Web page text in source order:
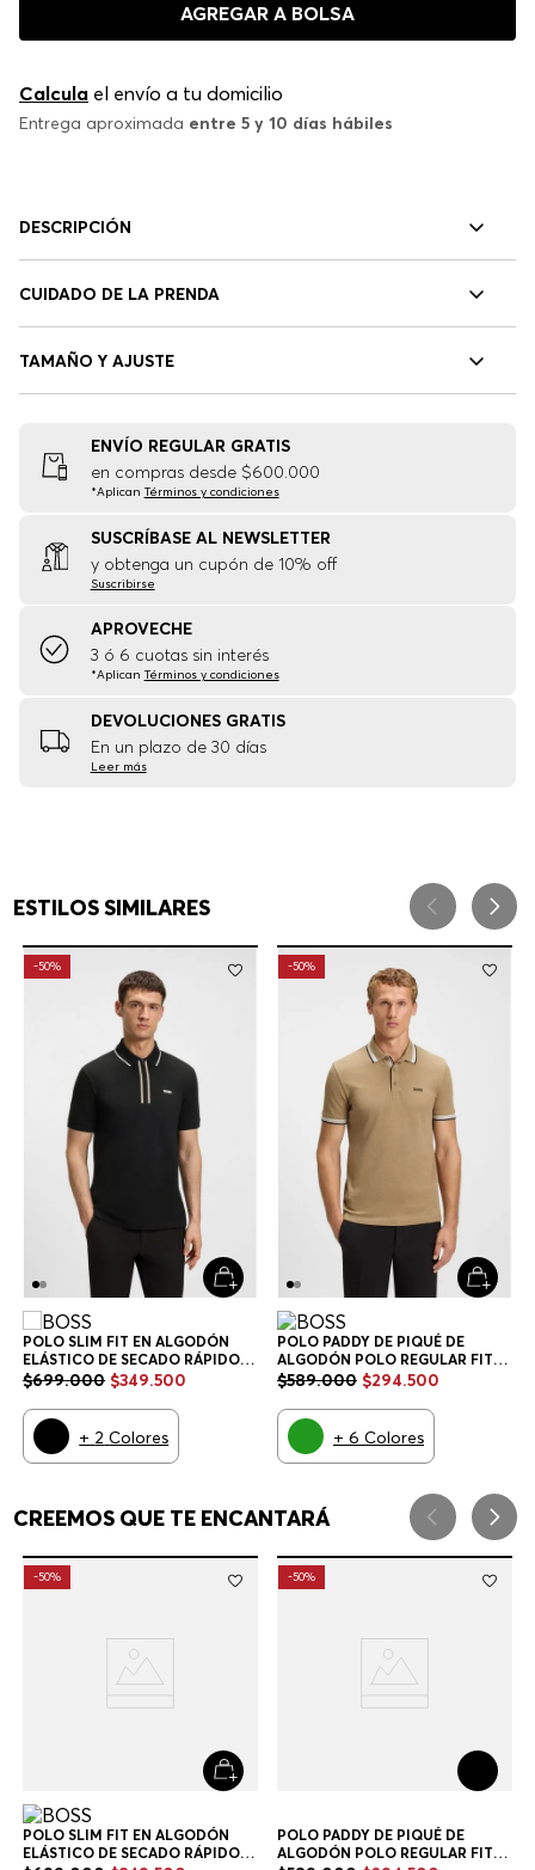
AGREGAR A BOLSA
Calcula el envío a tu domicilio
Entrega aproximada entre 5 y 10 días hábiles
DESCRIPCIÓN
CUIDADO DE LA PRENDA
TAMAÑO Y AJUSTE
ENVÍO REGULAR GRATIS
en compras desde $600.000
*Aplican Términos y condiciones
SUSCRÍBASE AL NEWSLETTER
y obtenga un cupón de 10% off
Suscribirse
APROVECHE
3 ó 6 cuotas sin interés
*Aplican Términos y condiciones
DEVOLUCIONES GRATIS
En un plazo de 30 días
Leer más
ESTILOS SIMILARES
-50%
POLO SLIM FIT EN ALGODÓN
ELÁSTICO DE SECADO RÁPIDO
POLO SLIM FIT HOMBRE
$699.000 $349.500
+ 2 Colores
-50%
POLO PADDY DE PIQUÉ DE
ALGODÓN POLO REGULAR FIT
HOMBRE
$589.000 $294.500
+ 6 Colores
CREEMOS QUE TE ENCANTARÁ
-50%
POLO PADDY DE PIQUÉ DE
500